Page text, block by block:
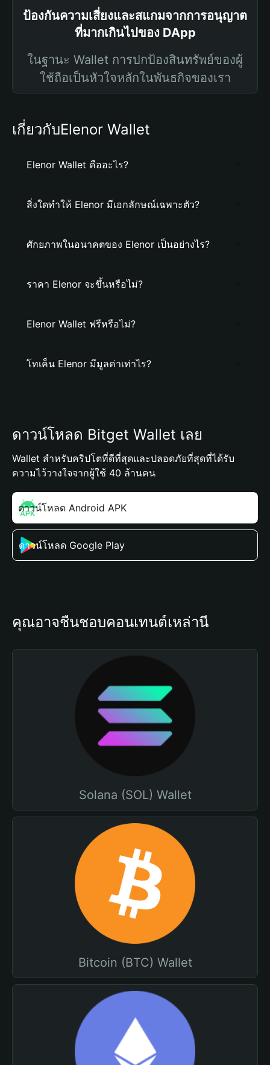
ป้องกันความเสี่ยงและสแกมจากการอนุญาต
ที่มากเกินไปของ DApp
ในฐานะ Wallet การปกป้องสินทรัพย์ของผู้
ใช้ถือเป็นหัวใจหลักในพันธกิจของเรา
เกี่ยวกับElenor Wallet
Elenor Wallet คืออะไร?
สิ่งใดทำให้ Elenor มีเอกลักษณ์เฉพาะตัว?
ศักยภาพในอนาคตของ Elenor เป็นอย่างไร?
ราคา Elenor จะขึ้นหรือไม่?
Elenor Wallet ฟรีหรือไม่?
โทเค็น Elenor มีมูลค่าเท่าไร?
ดาวน์โหลด Bitget Wallet เลย
Wallet สำหรับคริปโตที่ดีที่สุดและปลอดภัยที่สุดที่ได้รับ
ความไว้วางใจจากผู้ใช้ 40 ล้านคน
ดาวน์โหลด Android APK
ดาวน์โหลด Google Play
คุณอาจชื่นชอบคอนเทนต์เหล่านี้
Solana (SOL) Wallet
Bitcoin (BTC) Wallet